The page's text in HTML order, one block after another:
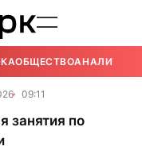
ОБЩЕСТВОАНАЛИТИКА
09:11
занятия по